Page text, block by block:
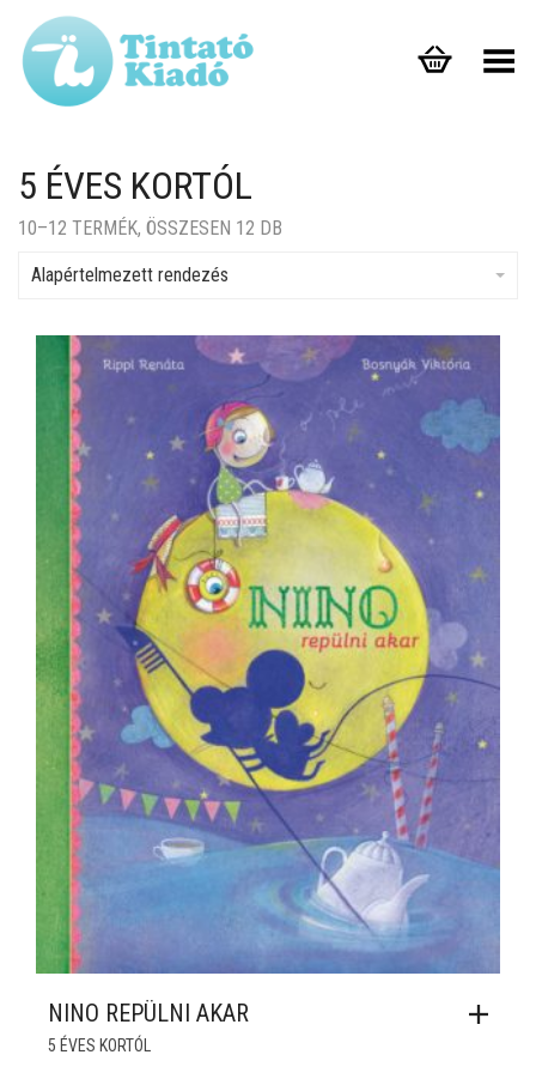
Toggle Menu
5 ÉVES KORTÓL
10–12 TERMÉK, ÖSSZESEN 12 DB
Alapértelmezett rendezés
NINO REPÜLNI AKAR
5 ÉVES KORTÓL